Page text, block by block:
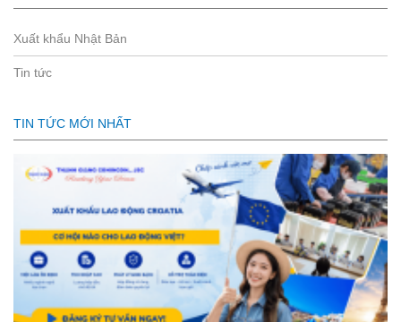
Xuất khẩu Nhật Bản
Tin tức
TIN TỨC MỚI NHẤT